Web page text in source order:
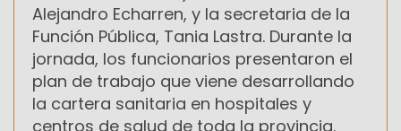
Alejandro Echarren, y la secretaria de la
Función Pública, Tania Lastra. Durante la
jornada, los funcionarios presentaron el
plan de trabajo que viene desarrollando
la cartera sanitaria en hospitales y
centros de salud de toda la provincia.